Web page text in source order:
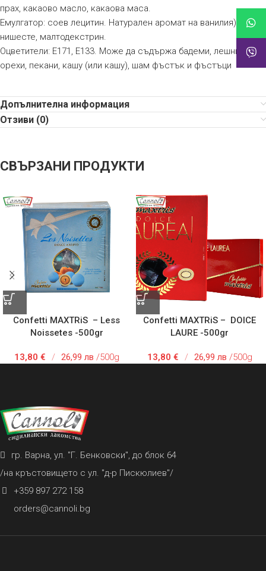
прах, какаово масло, какаова маса.
Емулгатор: соев лецитин. Натурален аромат на ванилия), захар,
нишесте, малтодекстрин.
Оцветители: E171, E133. Може да съдържа бадеми, лешници,
орехи, пекани, кашу (или кашу), шам фъстък и фъстъци
Допълнителна информация
Отзиви (0)
СВЪРЗАНИ ПРОДУКТИ
Confetti MAXTRiS – Less
Noissetes -500gr
13,80 € / 26,99 лв /500g
Confetti MAXTRiS – DOlCE
LAURE -500gr
13,80 € / 26,99 лв /500g
гр. Варна, ул. "Г. Бенковски", до блок 64
/на кръстовището с ул. "д-р Пискюлиев"/
+359 897 272 158
orders@cannoli.bg